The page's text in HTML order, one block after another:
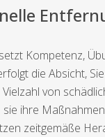
Kompetenz,
die Absicht,
von
ihre
zeitgemäße